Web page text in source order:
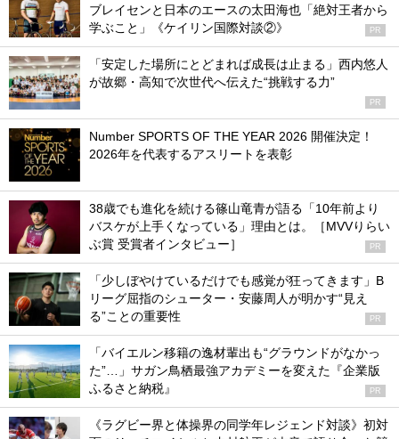
ブレイセンと日本のエースの太田海也「絶対王者から
学ぶこと」《ケイリン国際対談②》
PR
「安定した場所にとどまれば成長は止まる」西内悠人
が故郷・高知で次世代へ伝えた“挑戦する力”
PR
Number SPORTS OF THE YEAR 2026 開催決定！
2026年を代表するアスリートを表彰
38歳でも進化を続ける篠山竜青が語る「10年前より
バスケが上手くなっている」理由とは。［MVVりらい
ぶ賞 受賞者インタビュー］
PR
「少しぼやけているだけでも感覚が狂ってきます」B
リーグ屈指のシューター・安藤周人が明かす“見え
る”ことの重要性
PR
「バイエルン移籍の逸材輩出も“グラウンドがなかっ
た”…」サガン鳥栖最強アカデミーを変えた『企業版
ふるさと納税』
PR
《ラグビー界と体操界の同学年レジェンド対談》初対